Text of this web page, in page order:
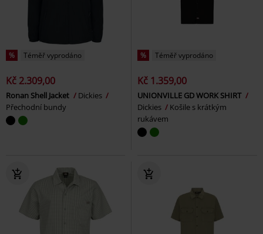
% Téměř vyprodáno
Kč 2.309,00
Ronan Shell Jacket
Dickies
Přechodní bundy
% Téměř vyprodáno
Kč 1.359,00
UNIONVILLE GD WORK SHIRT
Dickies
Košile s krátkým
rukávem